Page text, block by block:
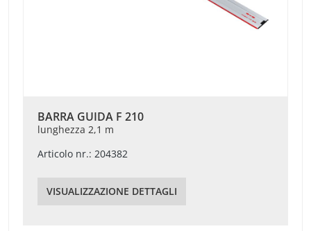
BARRA GUIDA F 210
lunghezza 2,1 m
Articolo nr.: 204382
VISUALIZZAZIONE DETTAGLI